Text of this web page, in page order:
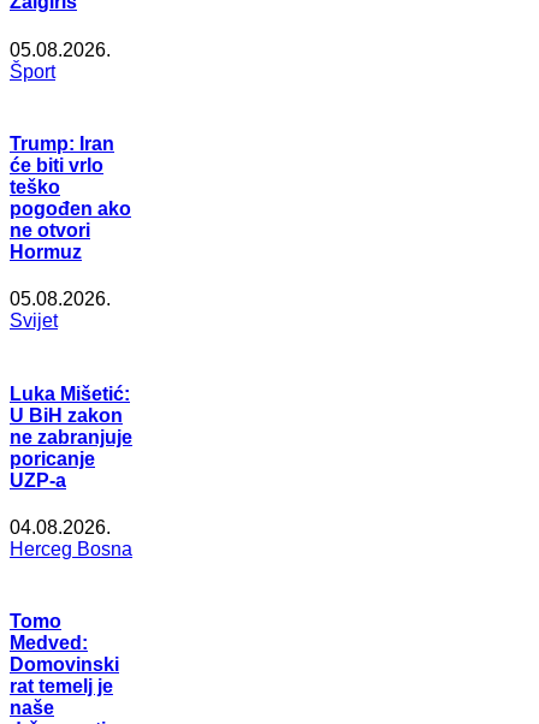
05.08.2026.
Šport
Trump: Iran
će biti vrlo
teško
pogođen ako
ne otvori
Hormuz
05.08.2026.
Svijet
Luka Mišetić:
U BiH zakon
ne zabranjuje
poricanje
UZP-a
04.08.2026.
Herceg Bosna
Tomo
Medved:
Domovinski
rat temelj je
naše